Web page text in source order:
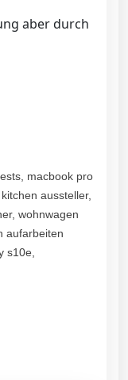
aber durch
macbook pro
aussteller,
wohnwagen
aufarbeiten
s10e,